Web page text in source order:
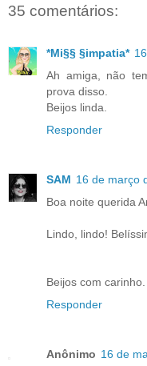
35 comentários:
*Mi§§ §impatia*
Ah amiga, não
prova disso.
Beijos linda.
Responder
SAM 16 de março
Boa noite querida
Lindo, lindo!
Beijos com carinho.
Responder
Anônimo 16 de